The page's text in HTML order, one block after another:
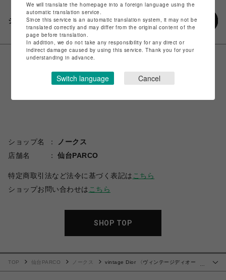
シェアする
ショップ名
ノークス
店舗名
仙台PARCO
特定商取引法など法令に基づく表記は こちら
ショップお問い合わせは こちら
SHOP TOP
TOP 仙台PARCO ノークス
vintage Dior 〈ヴィンテージディオー
We will translate the homepage into a foreign language using the
automatic translation service.
Since this service is an automatic translation system, it may not be
translated correctly and may differ from the original content of the
page before translation.
In addition, we do not take any responsibility for any direct or
indirect damage caused by using this service. Thank you for your
understanding in advance.
Switch language Cancel